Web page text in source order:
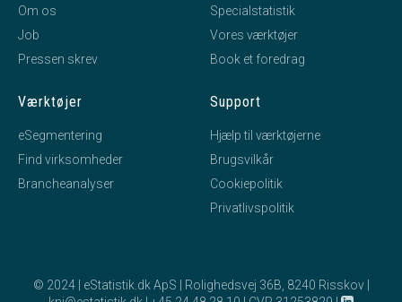
Om os
Job
Pressen skrev
Specialstatistik
Vores værktøjer
Book et foredrag
Værktøjer
eSegmentering
Find virksomheder
Brancheanalyser
Support
Hjælp til værktøjerne
Brugsvilkår
Cookiepolitik
Privatlivspolitik
© 2024 | eStatistik.dk ApS | Rolighedsvej 36B, 8240 Risskov |